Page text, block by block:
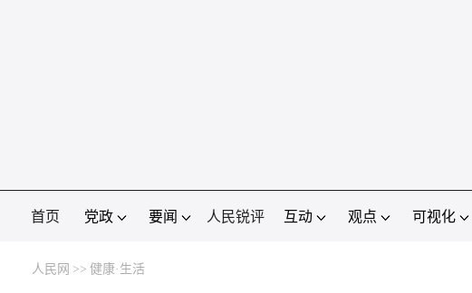
首页 党政 要闻 人民锐评 互动 观点 可视化
人民网 >> 健康·生活